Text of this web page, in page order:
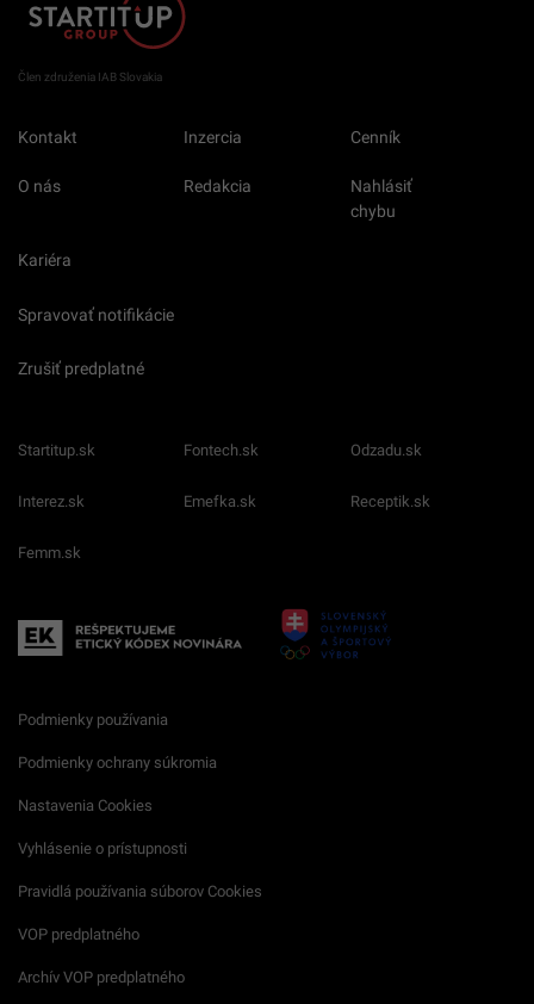
Člen združenia IAB Slovakia
Kontakt Inzercia Cenník
O nás Redakcia
Nahlásiť
chybu
Kariéra
Spravovať notifikácie
Zrušiť predplatné
Startitup.sk Fontech.sk Odzadu.sk
Interez.sk Emefka.sk Receptik.sk
Femm.sk
Podmienky používania
Podmienky ochrany súkromia
Nastavenia Cookies
Vyhlásenie o prístupnosti
Pravidlá používania súborov Cookies
VOP predplatného
Archív VOP predplatného